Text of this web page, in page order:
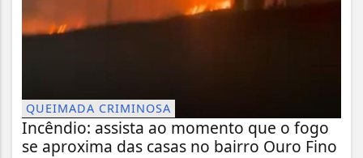
QUEIMADA CRIMINOSA
Incêndio: assista ao momento que o fogo
se aproxima das casas no bairro Ouro Fino